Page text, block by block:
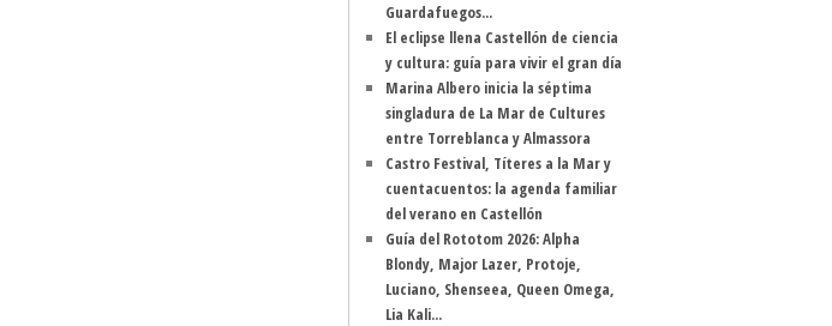
Guardafuegos...
El eclipse llena Castellón de ciencia
y cultura: guía para vivir el gran día
Marina Albero inicia la séptima
singladura de La Mar de Cultures
entre Torreblanca y Almassora
Castro Festival, Títeres a la Mar y
cuentacuentos: la agenda familiar
del verano en Castellón
Guía del Rototom 2026: Alpha
Blondy, Major Lazer, Protoje,
Luciano, Shenseea, Queen Omega,
Lia Kali...